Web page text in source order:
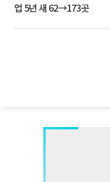
업 5년 새 62→173곳